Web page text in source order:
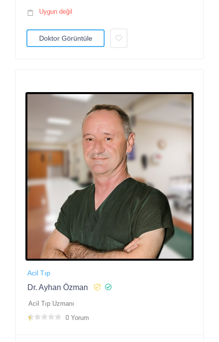
Uygun değil
Doktor Görüntüle
Acil Tıp
Dr. Ayhan Özman
Acil Tıp Uzmanı
0 Yorum